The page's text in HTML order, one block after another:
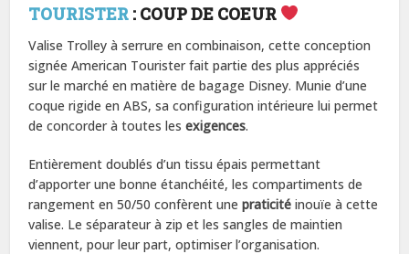
TOURISTER : COUP DE COEUR
Valise Trolley à serrure en combinaison, cette conception
signée American Tourister fait partie des plus appréciés
sur le marché en matière de bagage Disney. Munie d’une
coque rigide en ABS, sa configuration intérieure lui permet
de concorder à toutes lesexigences.
Entièrement doublés d’un tissu épais permettant
d’apporter une bonne étanchéité, les compartiments de
rangement en 50/50 confèrent unepraticité inouïe à cette
valise. Le séparateur à zip et les sangles de maintien
viennent, pour leur part, optimiser l’organisation.